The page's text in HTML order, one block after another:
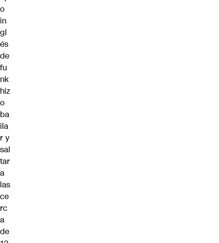
o
in
gl
és
de
fu
nk
hiz
o
ba
ila
r y
sal
tar
a
las
ce
rc
a
de